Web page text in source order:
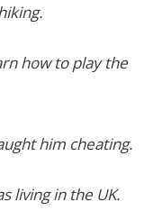
how to play the
him cheating.
living in the UK.